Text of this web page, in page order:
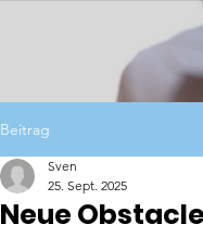
Beitrag
Neue
Sven
25. Sept. 2025